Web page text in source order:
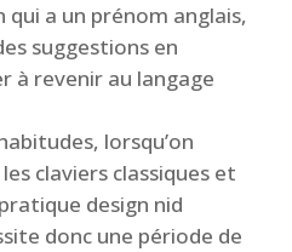
qui a un prénom anglais,
suggestions en
à revenir au langage
lorsqu’on
claviers classiques et
design nid
donc une période de